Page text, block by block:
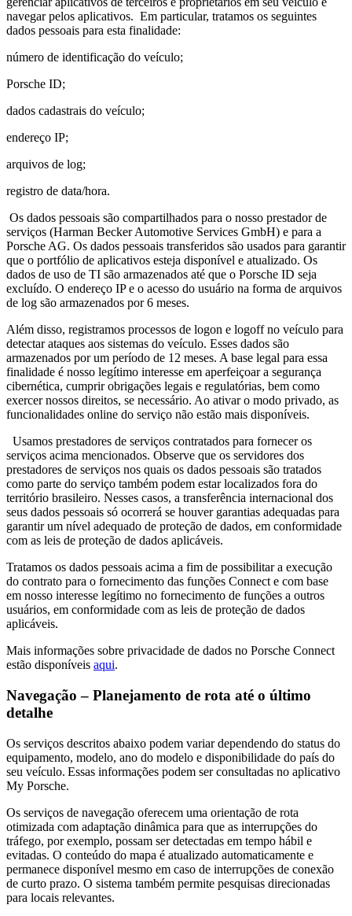
navegar pelos aplicativos. Em particular, tratamos os seguintes
dados pessoais para esta finalidade:
número de identificação do veículo;
Porsche ID;
dados cadastrais do veículo;
endereço IP;
arquivos de log;
registro de data/hora.
Os dados pessoais são compartilhados para o nosso prestador de
serviços (Harman Becker Automotive Services GmbH) e para a
Porsche AG. Os dados pessoais transferidos são usados para garantir
que o portfólio de aplicativos esteja disponível e atualizado. Os
dados de uso de TI são armazenados até que o Porsche ID seja
excluído. O endereço IP e o acesso do usuário na forma de arquivos
de log são armazenados por 6 meses.
Além disso, registramos processos de logon e logoff no veículo para
detectar ataques aos sistemas do veículo. Esses dados são
armazenados por um período de 12 meses. A base legal para essa
finalidade é nosso legítimo interesse em aperfeiçoar a segurança
cibernética, cumprir obrigações legais e regulatórias, bem como
exercer nossos direitos, se necessário. Ao ativar o modo privado, as
funcionalidades online do serviço não estão mais disponíveis.
Usamos prestadores de serviços contratados para fornecer os
serviços acima mencionados. Observe que os servidores dos
prestadores de serviços nos quais os dados pessoais são tratados
como parte do serviço também podem estar localizados fora do
território brasileiro. Nesses casos, a transferência internacional dos
seus dados pessoais só ocorrerá se houver garantias adequadas para
garantir um nível adequado de proteção de dados, em conformidade
com as leis de proteção de dados aplicáveis.
Tratamos os dados pessoais acima a fim de possibilitar a execução
do contrato para o fornecimento das funções Connect e com base
em nosso interesse legítimo no fornecimento de funções a outros
usuários, em conformidade com as leis de proteção de dados
aplicáveis.
Mais informações sobre privacidade de dados no Porsche Connect
estão disponíveis aqui.
Navegação – Planejamento de rota até o último
detalhe
Os serviços descritos abaixo podem variar dependendo do status do
equipamento, modelo, ano do modelo e disponibilidade do país do
seu veículo. Essas informações podem ser consultadas no aplicativo
My Porsche.
Os serviços de navegação oferecem uma orientação de rota
otimizada com adaptação dinâmica para que as interrupções do
tráfego, por exemplo, possam ser detectadas em tempo hábil e
evitadas. O conteúdo do mapa é atualizado automaticamente e
permanece disponível mesmo em caso de interrupções de conexão
de curto prazo. O sistema também permite pesquisas direcionadas
para locais relevantes.